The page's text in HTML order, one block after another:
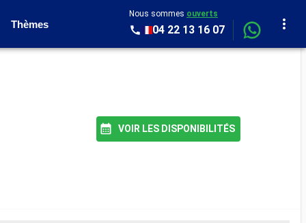
Thèmes
Nous sommes ouverts
04 22 13 16 07
VOIR LES DISPONIBILITÉS